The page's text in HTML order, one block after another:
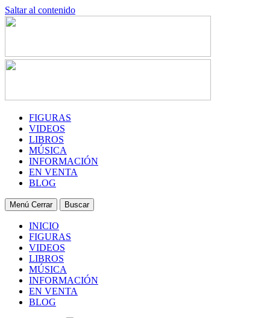
Saltar al contenido
FIGURAS
VIDEOS
LIBROS
MÚSICA
INFORMACIÓN
EN VENTA
BLOG
Menú Cerrar Buscar
INICIO
FIGURAS
VIDEOS
LIBROS
MÚSICA
INFORMACIÓN
EN VENTA
BLOG